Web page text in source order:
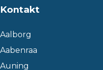
Kontakt
Aalborg
Aabenraa
Auning